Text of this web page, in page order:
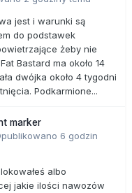
jest i warunki są
do podstawek
żeby nie
Bastard ma około 14
dwójka około 4 tygodni
Podkarmione...
marker
6 godzin
albo
jakie ilości nawozów